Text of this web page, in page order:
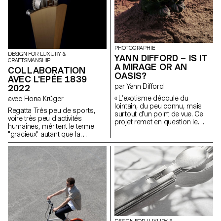
DESIGN FOR LUXURY &
CRAFTSMANSHIP
COLLABORATION
AVEC L'EPÉE 1839
2022
avec Fiona Krüger
Regatta Très peu de sports,
voire très peu d'activités
humaines, méritent le terme
"gracieux" autant que la
pratique de l’aviron. Les
longues embarcations
profilées qui coupent l'eau
comme un stiletto et laissent à
peine une ondulation comptent
parmi les formes les plus
élégantes de déplacement
humain sur terre. Ce sentiment
de grâce cache à la fois
l'incroyable puissance des
PHOTOGRAPHIE
YANN DIFFORD – IS IT
A MIRAGE OR AN
OASIS?
par Yann Difford
« L’exotisme découle du
lointain, du peu connu, mais
surtout d’un point de vue. Ce
projet remet en question le
déploie, et se généralement
dans un contexte
unidirectionnel occidental;
c’est-à-dire de l’occident
tourné vers le reste du globe.
Cette remise en question
permet de saisir qu’il ne s’agit
pas d’un état de fait, mais plus
d’un processus d’exotisation.
C’est à travers la